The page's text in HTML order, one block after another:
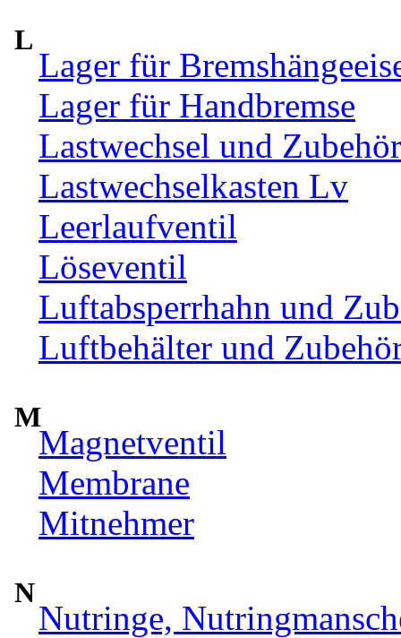
L
Lager für
Lager für Handbremse
Lastwechsel und Zubehör
Lastwechselkasten Lv
Leerlaufventil
Löseventil
Luftabsperrhahn und
Luftbehälter und
M
Magnetventil
Membrane
Mitnehmer
N
Nutringe,